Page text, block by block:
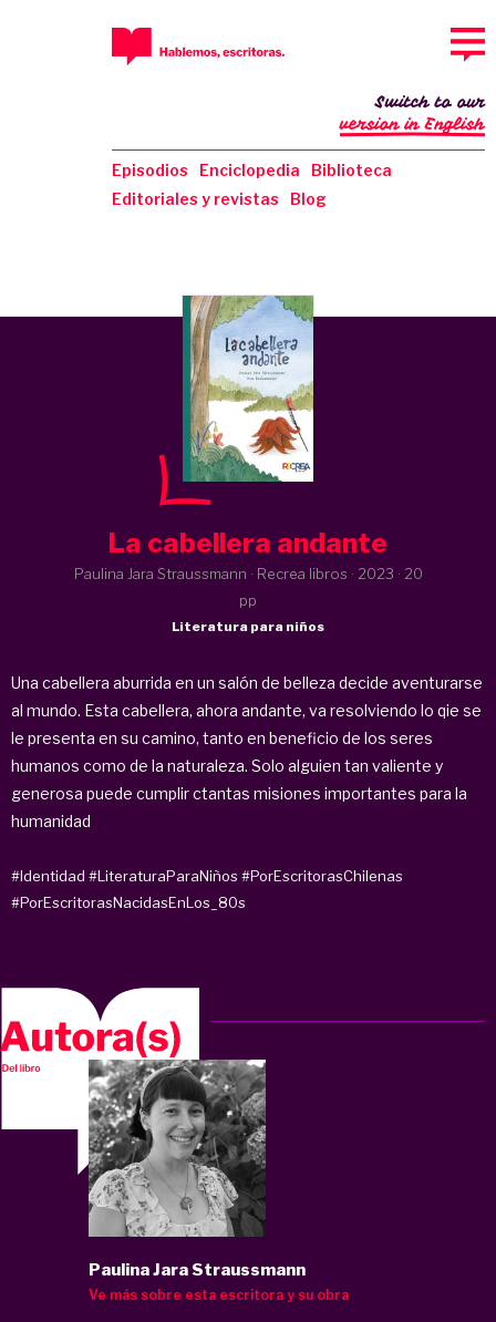
Episodios Enciclopedia
Biblioteca
Editoriales y revistas
Blog
Switch to our
version in English
La cabellera andante
Paulina Jara Straussmann · Recrea libros · 2023 · 20
pp
Literatura para niños
Una cabellera aburrida en un salón de belleza decide aventurarse
al mundo. Esta cabellera, ahora andante, va resolviendo lo qie se
le presenta en su camino, tanto en beneficio de los seres
humanos como de la naturaleza. Solo alguien tan valiente y
generosa puede cumplir ctantas misiones importantes para la
humanidad
#Identidad #LiteraturaParaNiños #PorEscritorasChilenas
#PorEscritorasNacidasEnLos_80s
Paulina Jara Straussmann
Ve más sobre esta escritora y su obra